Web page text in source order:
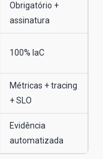
Obrigatório +
assinatura
100% IaC
Métricas + tracing
+ SLO
Evidência
automatizada